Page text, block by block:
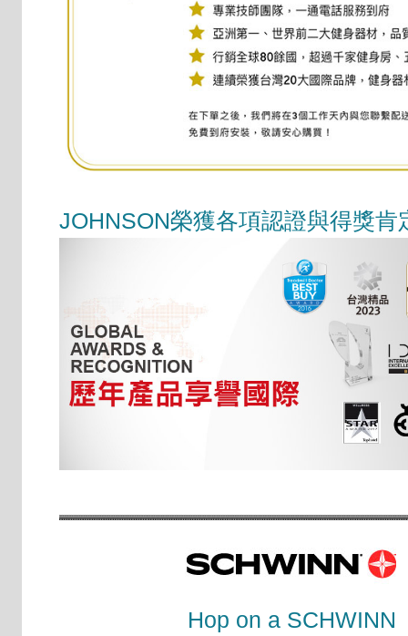
JOHNSON榮獲各項認證與得獎肯
Hop on a SCHWINN